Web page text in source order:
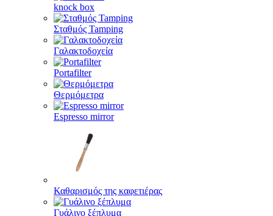
knock box
Σταθμός Tamping
Γαλακτοδοχεία
Portafilter
Θερμόμετρα
Espresso mirror
Καθαρισμός της καφετιέρας
Γυάλινο ξέπλυμα